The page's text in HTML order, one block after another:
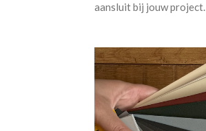
aansluit bij jouw project.